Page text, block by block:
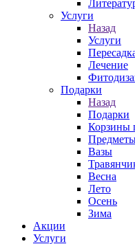
Услуги
Назад
Услуги
Лечение
Подарки
Назад
Подарки
Корзины
Вазы
Весна
Лето
Осень
Зима
Акции
Услуги